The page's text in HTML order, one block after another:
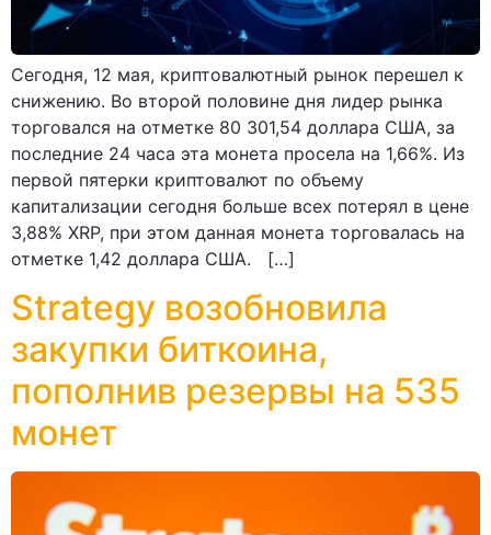
Сегодня, 12 мая, криптовалютный рынок перешел к
снижению. Во второй половине дня лидер рынка
торговался на отметке 80 301,54 доллара США, за
последние 24 часа эта монета просела на 1,66%. Из
первой пятерки криптовалют по объему
капитализации сегодня больше всех потерял в цене
3,88% XRP, при этом данная монета торговалась на
отметке 1,42 доллара США. […]
Strategy возобновила
закупки биткоина,
пополнив резервы на 535
монет